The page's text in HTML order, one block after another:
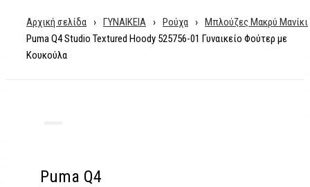
Αρχική σελίδα › ΓΥΝΑΙΚΕΙΑ › Ρούχα › Μπλούζες Μακρύ Μανίκι
Puma Q4 Studio Textured Hoody 525756-01 Γυναικείο Φούτερ με
Κουκούλα
Puma Q4